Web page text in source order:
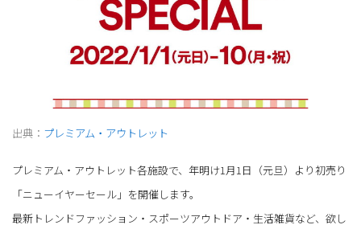
出典： プレミアム・アウトレット
プレミアム・アウトレット各施設で、年明け1月1日（元旦）より初売り
「ニューイヤーセール」を開催します。
最新トレンドファッション・スポーツアウトドア・生活雑貨など、欲し